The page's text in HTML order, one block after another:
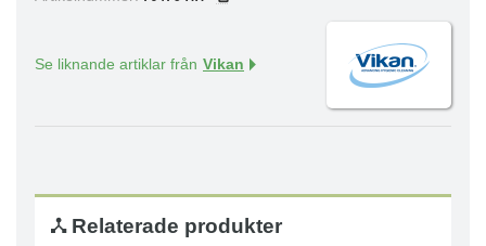
Se liknande artiklar från Vikan
Relaterade produkter